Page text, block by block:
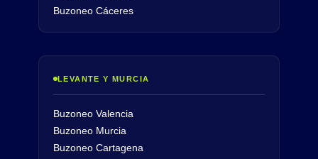
Buzoneo Cáceres
LEVANTE Y MURCIA
Buzoneo Valencia
Buzoneo Murcia
Buzoneo Cartagena